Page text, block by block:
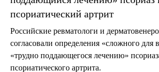
псориатический артрит
Российские ревматологи и
согласовали определения «сложного для
«трудно поддающегося лечению»
псориатического артрита.